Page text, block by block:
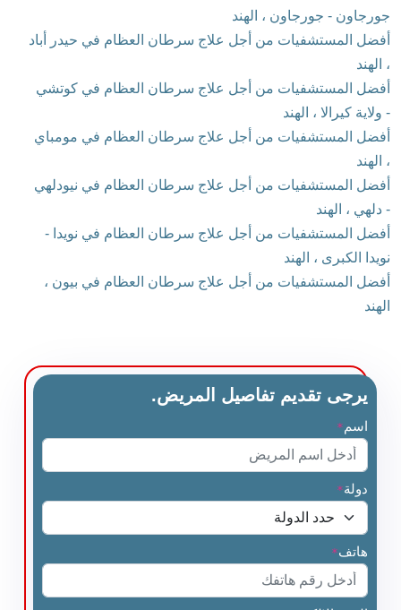
جورجاون - جورجاون ، الهند
أفضل المستشفيات من أجل علاج سرطان العظام في حيدر أباد
، الهند
أفضل المستشفيات من أجل علاج سرطان العظام في كوتشي
- ولاية كيرالا ، الهند
أفضل المستشفيات من أجل علاج سرطان العظام في مومباي
، الهند
أفضل المستشفيات من أجل علاج سرطان العظام في نيودلهي
- دلهي ، الهند
أفضل المستشفيات من أجل علاج سرطان العظام في نويدا -
نويدا الكبرى ، الهند
أفضل المستشفيات من أجل علاج سرطان العظام في بيون ،
الهند
يرجى تقديم تفاصيل المريض.
اسم *
دولة*
هاتف*